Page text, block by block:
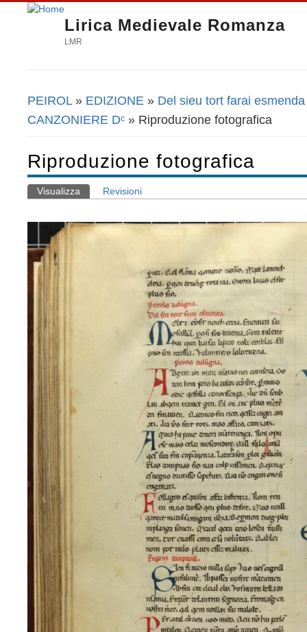
Lirica Medievale Romanza
LMR
Tu sei qui
PEIROL» EDIZIONE » Del sieu tort farai esmenda
CANZONIERE Dᶜ » Riproduzione fotografica
Riproduzione fotografica
Schede primarie
Visualizza (scheda attiva)
Revisioni